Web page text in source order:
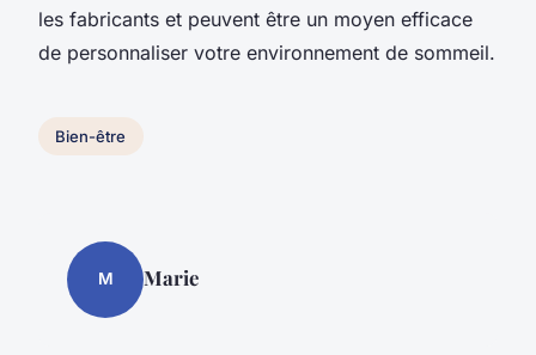
les fabricants et peuvent être un moyen efficace
de personnaliser votre environnement de sommeil.
Bien-être
M Marie